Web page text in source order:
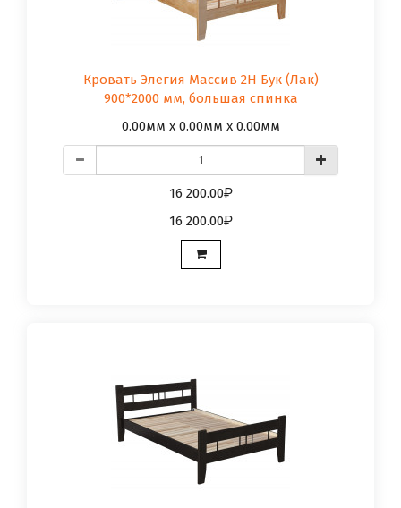
Кровать Элегия Массив 2Н Бук (Лак)
900*2000 мм, большая спинка
0.00мм x 0.00мм x 0.00мм
16 200.00
16 200.00